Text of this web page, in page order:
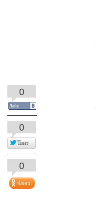
0
Лайк
0
Твит
0